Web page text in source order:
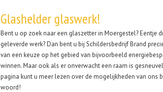
Glashelder glaswerk!
Bent u op zoek naar een glaszetter in Moergestel? Eentje
geleverde werk? Dan bent u bij Schildersbedrijf Brand
van een keuze op het gebied van bijvoorbeeld
winnen. Maar ook als er onverwacht een raam is
pagina kunt u meer lezen over de mogelijkheden van ons
woord!